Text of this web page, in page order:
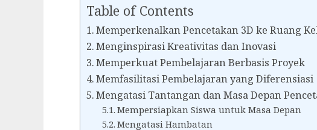
Table of Contents
Memperkenalkan Pencetakan 3D ke Ruang
Menginspirasi Kreativitas dan Inovasi
Memperkuat Pembelajaran Berbasis Proyek
Memfasilitasi Pembelajaran yang Diferensiasi
Mengatasi Tantangan dan Masa Depan
Mempersiapkan Siswa untuk Masa Depan
Mengatasi Hambatan